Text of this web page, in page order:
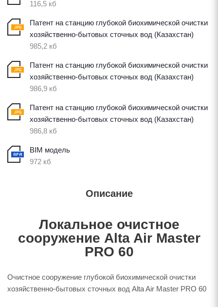
116,5 кб
Патент на станцию глубокой биохимической очистки
хозяйственно-бытовых сточных вод (Казахстан)
985,2 кб
Патент на станцию глубокой биохимической очистки
хозяйственно-бытовых сточных вод (Казахстан)
986,9 кб
Патент на станцию глубокой биохимической очистки
хозяйственно-бытовых сточных вод (Казахстан)
986,8 кб
BIM модель
972 кб
Описание
Локальное очистное
сооружение Alta Air Master
PRO 60
Очистное сооружение глубокой биохимической очистки
хозяйственно-бытовых сточных вод Alta Air Master PRO 60